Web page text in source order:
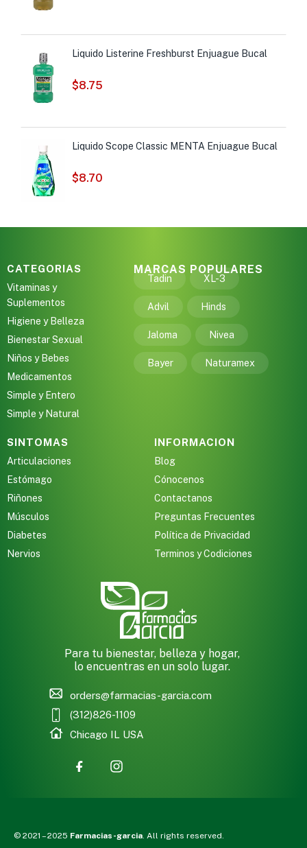
Liquido Listerine Freshburst Enjuague Bucal
$8.75
Liquido Scope Classic MENTA Enjuague Bucal
$8.70
CATEGORIAS
Vitaminas y
Suplementos
Higiene y Belleza
Bienestar Sexual
Niños y Bebes
Medicamentos
Simple y Entero
Simple y Natural
MARCAS POPULARES
Tadin XL-3
Advil Hinds
Jaloma Nivea
Bayer Naturamex
SINTOMAS
Articulaciones
Estómago
Riñones
Músculos
Diabetes
Nervios
INFORMACION
Blog
Cónocenos
Contactanos
Preguntas Frecuentes
Política de Privacidad
Terminos y Codiciones
Para tu bienestar, belleza y hogar,
lo encuentras en un solo lugar.
orders@farmacias-garcia.com
(312)826-1109
Chicago IL USA
© 2021 – 2025 Farmacias-garcia. All rights reserved.